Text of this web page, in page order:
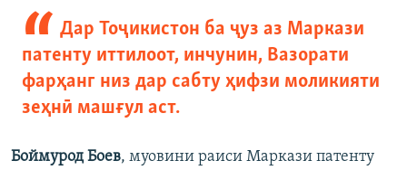
Дар Тоҷикистон ба ҷуз аз Маркази
патенту иттилоот, инчунин, Вазорати
фарҳанг низ дар сабту ҳифзи моликияти
зеҳнӣ машғул аст.
Боймурод Боев, муовини раиси Маркази патенту